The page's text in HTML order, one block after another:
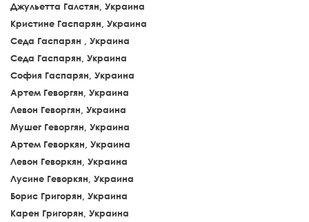
Джульетта Галстян, Украина
Кристине Гаспарян, Украина
Седа Гаспарян , Украина
Седа Гаспарян, Украина
София Гаспарян, Украина
Артем Геворгян, Украина
Левон Геворгян, Украина
Мушег Геворгян, Украина
Артем Геворкян, Украина
Левон Геворкян, Украина
Лусине Геворкян, Украина
Борис Григорян, Украина
Карен Григорян, Украина